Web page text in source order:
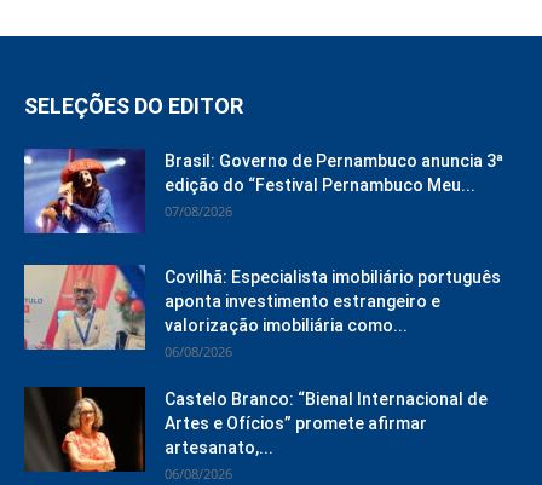
SELEÇÕES DO EDITOR
Brasil: Governo de Pernambuco anuncia 3ª
edição do “Festival Pernambuco Meu...
07/08/2026
Covilhã: Especialista imobiliário português
aponta investimento estrangeiro e
valorização imobiliária como...
06/08/2026
Castelo Branco: “Bienal Internacional de
Artes e Ofícios” promete afirmar
artesanato,...
06/08/2026